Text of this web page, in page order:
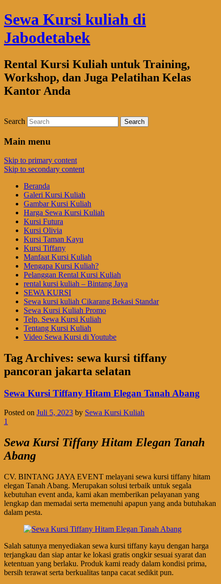
Sewa Kursi kuliah di
Jabodetabek
Rental Kursi Kuliah untuk Training,
Workshop, dan Juga Pelatihan Kelas
Kantor Anda
Search
Main menu
Skip to primary content
Skip to secondary content
Beranda
Galeri Kursi Kuliah
Gambar Kursi Kuliah
Harga Sewa Kursi Kuliah
Kursi Futura
Kursi Olivia
Kursi Taman Kayu
Kursi Tiffany
Manfaat Kursi Kuliah
Mengapa Kursi Kuliah?
Pelanggan Rental Kursi Kuliah
rental kursi kuliah – Bintang Jaya
SEWA KURSI
Sewa kursi kuliah Cikarang Bekasi Standar
Sewa Kursi Kuliah Promo
Telp. Sewa Kursi Kuliah
Tentang Kursi Kuliah
Video Sewa Kursi di Youtube
Tag Archives: sewa kursi tiffany
pancoran jakarta selatan
Sewa Kursi Tiffany Hitam Elegan Tanah Abang
Posted on Juli 5, 2023 by Sewa Kursi Kuliah
1
Sewa Kursi Tiffany Hitam Elegan Tanah
Abang
CV. BINTANG JAYA EVENT melayani sewa kursi tiffany hitam
elegan Tanah Abang. Merupakan solusi terbaik untuk segala
kebutuhan event anda, kami akan memberikan pelayanan yang
lengkap dan memadai serta memenuhi apapun yang anda butuhakan
dalam pesta.
Salah satunya menyediakan sewa kursi tiffany kayu dengan harga
terjangkau dan siap antar ke lokasi gratis ongkir sesuai syarat dan
ketentuan yang berlaku. Produk kami ready dalam kondisi prima,
bersih terawat serta berkualitas tanpa cacat sedikit pun.